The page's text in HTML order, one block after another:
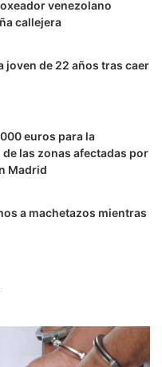
venezolano
callejera
joven de 22 años tras caer
euros para la
las zonas afectadas por
Madrid
a machetazos mientras